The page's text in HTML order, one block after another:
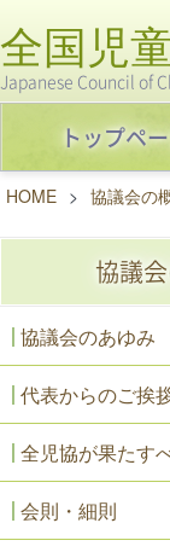
全国児
Japanese Council of
トップペ
HOME > 協議会の
協議
協議会のあゆみ
代表からのご挨
全児協が果たす
会則・細則